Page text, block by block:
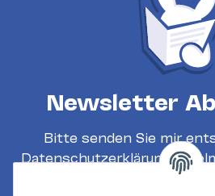
Newsletter
Bitte senden Sie mir
Datenschutzerklärung
widerruflich